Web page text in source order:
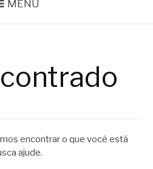
MENU
encontrar o que você está
ajude.